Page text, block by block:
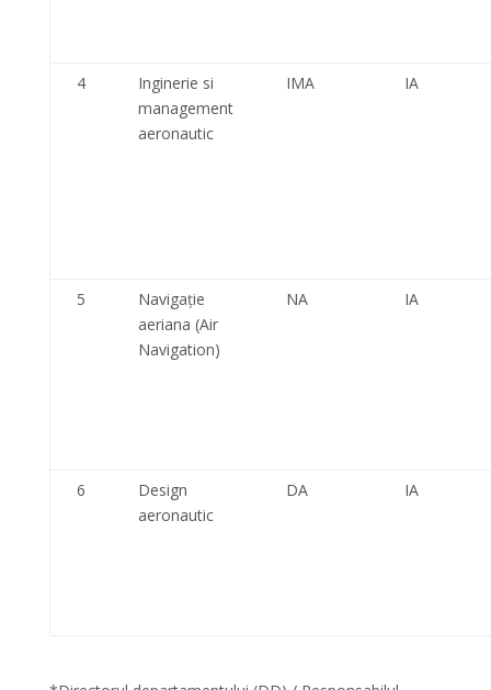
4
Inginerie si
management
aeronautic
IMA IA
5
Navigație
aeriana (Air
Navigation)
NA IA
6
Design
aeronautic
DA IA